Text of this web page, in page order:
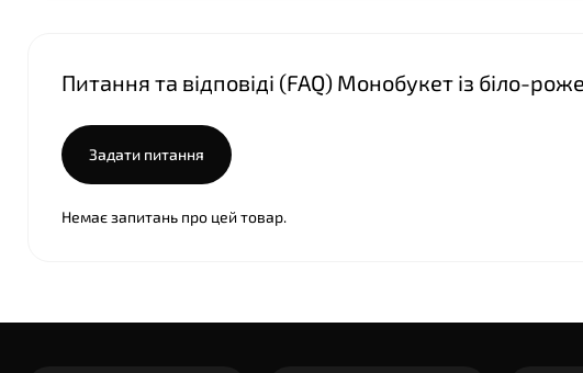
Питання та відповіді (FAQ) Монобукет із біло-
Задати питання
Немає запитань про цей товар.